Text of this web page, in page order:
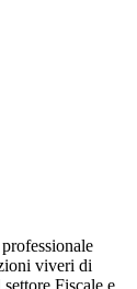
viveri di
Fiscale e